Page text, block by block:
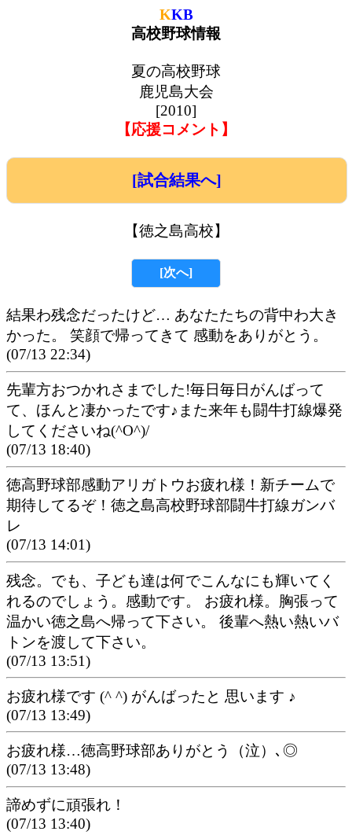
KKB
高校野球情報
夏の高校野球
鹿児島大会
[2010]
【応援コメント】
[試合結果へ]
【徳之島高校】
[次へ]
結果わ残念だったけど… あなたたちの背中わ大き
かった。 笑顔で帰ってきて 感動をありがとう。
(07/13 22:34)
先輩方おつかれさまでした!毎日毎日がんばって
て、ほんと凄かったです♪また来年も闘牛打線爆発
してくださいね(^O^)/
(07/13 18:40)
徳高野球部感動アリガトウお疲れ様！新チームで
期待してるぞ！徳之島高校野球部闘牛打線ガンバ
レ
(07/13 14:01)
残念。でも、子ども達は何でこんなにも輝いてく
れるのでしょう。感動です。 お疲れ様。胸張って
温かい徳之島へ帰って下さい。 後輩へ熱い熱いバ
トンを渡して下さい。
(07/13 13:51)
お疲れ様です (^ ^) がんばったと 思います ♪
(07/13 13:49)
お疲れ様…徳高野球部ありがとう（泣）､◎
(07/13 13:48)
諦めずに頑張れ！
(07/13 13:40)